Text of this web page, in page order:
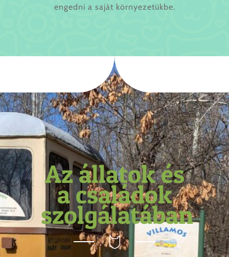
engedni a saját környezetükbe.
Az állatok és
a családok
szolgálatában